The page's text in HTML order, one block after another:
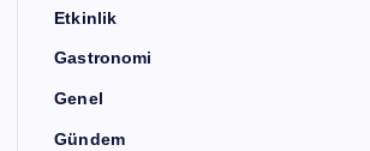
Etkinlik
Gastronomi
Genel
Gündem